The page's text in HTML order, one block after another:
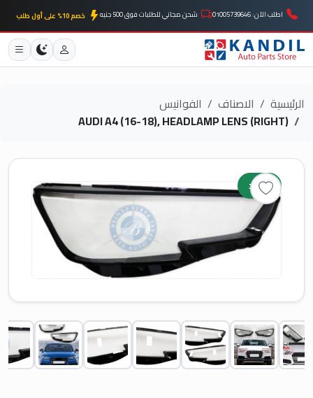
اطلب الآن: 01005739646 شحن مجاني للطلبات فوق 500 جنيه خصم 10% على أول طلب
الرئيسية الاصناف
الفوانيس
AUDI A4 (16-18), HEADLAMP LENS (RIGHT)
جديد